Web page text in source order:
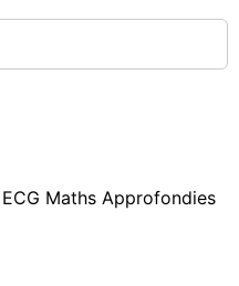
ECG Maths Approfondies